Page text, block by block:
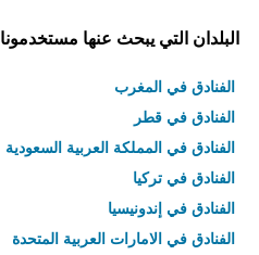
البلدان التي يبحث عنها مستخدمونا
الفنادق في المغرب
الفنادق في قطر
الفنادق في المملكة العربية السعودية
الفنادق في تركيا
الفنادق في إندونيسيا
الفنادق في الامارات العربية المتحدة